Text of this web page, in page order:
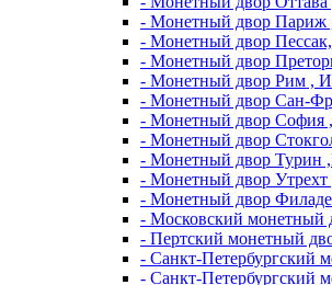
- Монетный двор Париж
- Монетный двор
- Монетный двор
- Монетный двор Рим ,
- Монетный двор Сан-
- Монетный двор София
- Монетный двор
- Монетный двор Турин
- Монетный двор
- Монетный двор
- Московский
- Пертский монетный
- Санкт-Петербургский
- Санкт-Петербургский